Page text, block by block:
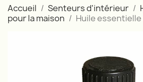
Accueil Senteurs d'intérieur
pour la maison
Huile